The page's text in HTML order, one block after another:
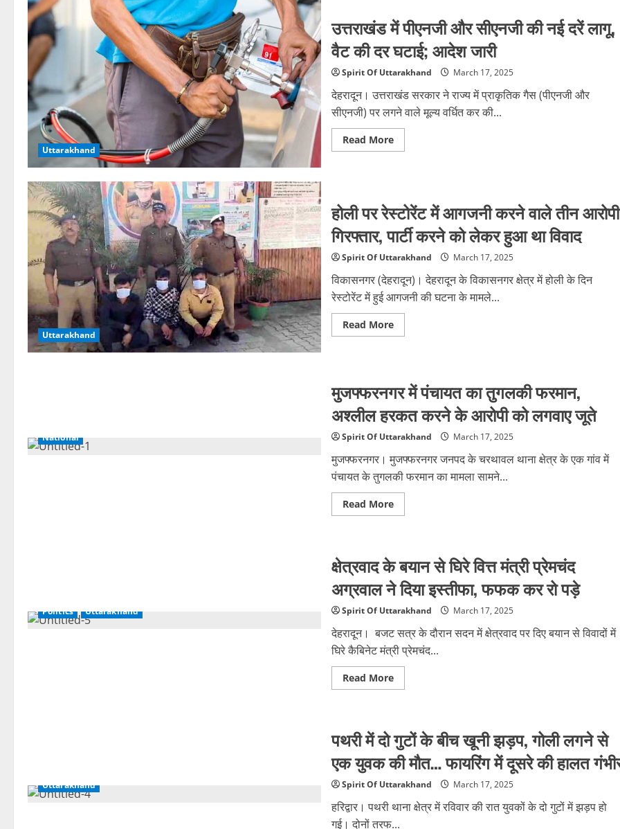
फंदे
पर
लटकी
मिली
विवाहिता:
से
मिला
सुसाइड
नोट,
पहले
भाई
Uttarakhand
उत्तराखंड में पीएनजी और सीएनजी की नई दरें लागू,
वैट की दर घटाई; आदेश जारी
Spirit Of Uttarakhand March 17, 2025
देहरादून। उत्तराखंड सरकार ने राज्य में प्राकृतिक गैस (पीएनजी और
सीएनजी) पर लगने वाले मूल्य वर्धित कर की...
Read MoreRead
more
सीएनजी
की
दरें
लागू,
वैट
की
दर
घटाई;
आदेश
जारी
Uttarakhand
होली पर रेस्टोरेंट में आगजनी करने वाले तीन आरोपी
गिरफ्तार, पार्टी करने को लेकर हुआ था विवाद
Spirit Of Uttarakhand March 17, 2025
विकासनगर (देहरादून)। देहरादून के विकासनगर क्षेत्र में होली के दिन
रेस्टोरेंट में हुई आगजनी की घटना के मामले...
Read MoreRead
more
आगजनी
करने
वाले
तीन
आरोपी
गिरफ्तार,
करने
को
लेकर
विवाद
National
मुजफ्फरनगर में पंचायत का तुगलकी फरमान,
अश्लील हरकत करने के आरोपी को लगवाए जूते
Spirit Of Uttarakhand March 17, 2025
मुजफ्फरनगर। मुजफ्फरनगर जनपद के चरथावल थाना क्षेत्र के एक गांव में
पंचायत के तुगलकी फरमान का मामला सामने...
Read MoreRead
more
का
तुगलकी
फरमान,
अश्लील
हरकत
करने
आरोपी
को
लगवाए
जूते
Politics Uttarakhand
क्षेत्रवाद के बयान से घिरे वित्त मंत्री प्रेमचंद
अग्रवाल ने दिया इस्तीफा, फफक कर रो पड़े
Spirit Of Uttarakhand March 17, 2025
देहरादून। बजट सत्र के दौरान सदन में क्षेत्रवाद पर दिए बयान से विवादों में
घिरे कैबिनेट मंत्री प्रेमचंद...
Read MoreRead
more
से
घिरे
वित्त
मंत्री
प्रेमचंद
अग्रवाल
दिया
इस्तीफा,
Uttarakhand
पथरी में दो गुटों के बीच खूनी झड़प, गोली लगने से
एक युवक की मौत… फायरिंग में दूसरे की हालत
Spirit Of Uttarakhand March 17, 2025
हरिद्वार। पथरी थाना क्षेत्र में रविवार की रात युवकों के दो गुटों में झड़प हो
गई। दोनों तरफ...